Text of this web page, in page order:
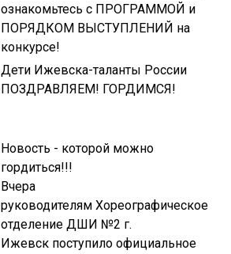
ознакомьтесь с ПРОГРАММОЙ и
ПОРЯДКОМ ВЫСТУПЛЕНИЙ на
конкурсе!
Дети Ижевска-таланты России
ПОЗДРАВЛЯЕМ! ГОРДИМСЯ!
Новость - которой можно
гордиться!!!
Вчера
руководителям Хореографическое
отделение ДШИ №2 г.
Ижевск поступило официальное